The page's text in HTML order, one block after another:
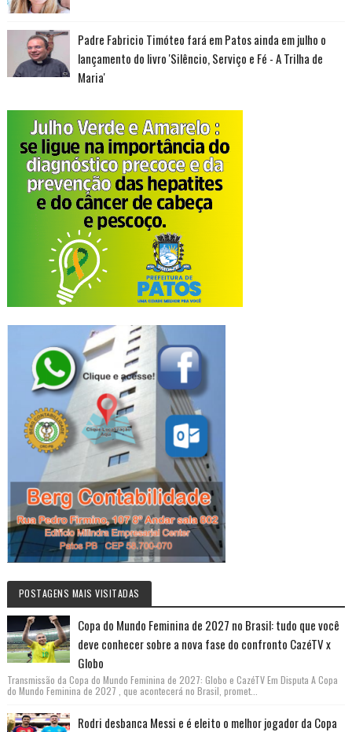
Padre Fabricio Timóteo fará em Patos ainda em julho o
lançamento do livro 'Silêncio, Serviço e Fé - A Trilha de
Maria'
POSTAGENS MAIS VISITADAS
Copa do Mundo Feminina de 2027 no Brasil: tudo que você
deve conhecer sobre a nova fase do confronto CazéTV x
Globo
Transmissão da Copa do Mundo Feminina de 2027: Globo e CazéTV Em Disputa A Copa
do Mundo Feminina de 2027 , que acontecerá no Brasil, promet...
Rodri desbanca Messi e é eleito o melhor jogador da Copa